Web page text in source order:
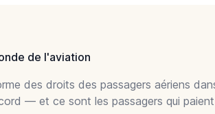
de l'aviation
des droits des passagers aériens
— et ce sont les passagers qui paient